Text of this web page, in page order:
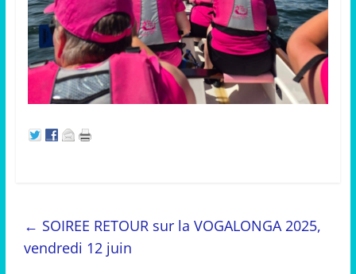
← SOIREE RETOUR sur la VOGALONGA 2025,
vendredi 12 juin